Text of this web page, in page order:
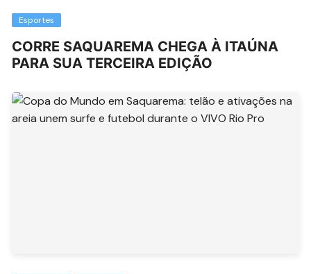
Esportes
CORRE SAQUAREMA CHEGA À ITAÚNA
PARA SUA TERCEIRA EDIÇÃO